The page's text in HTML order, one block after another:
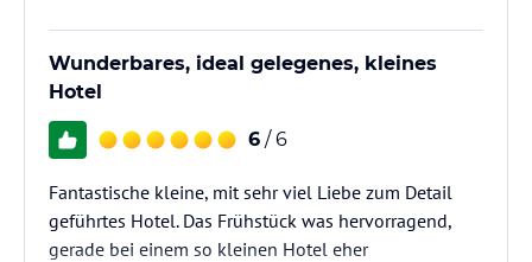
Wunderbares, ideal gelegenes, kleines
Hotel
6 / 6
Fantastische kleine, mit sehr viel Liebe zum Detail
geführtes Hotel. Das Frühstück was hervorragend,
gerade bei einem so kleinen Hotel eher